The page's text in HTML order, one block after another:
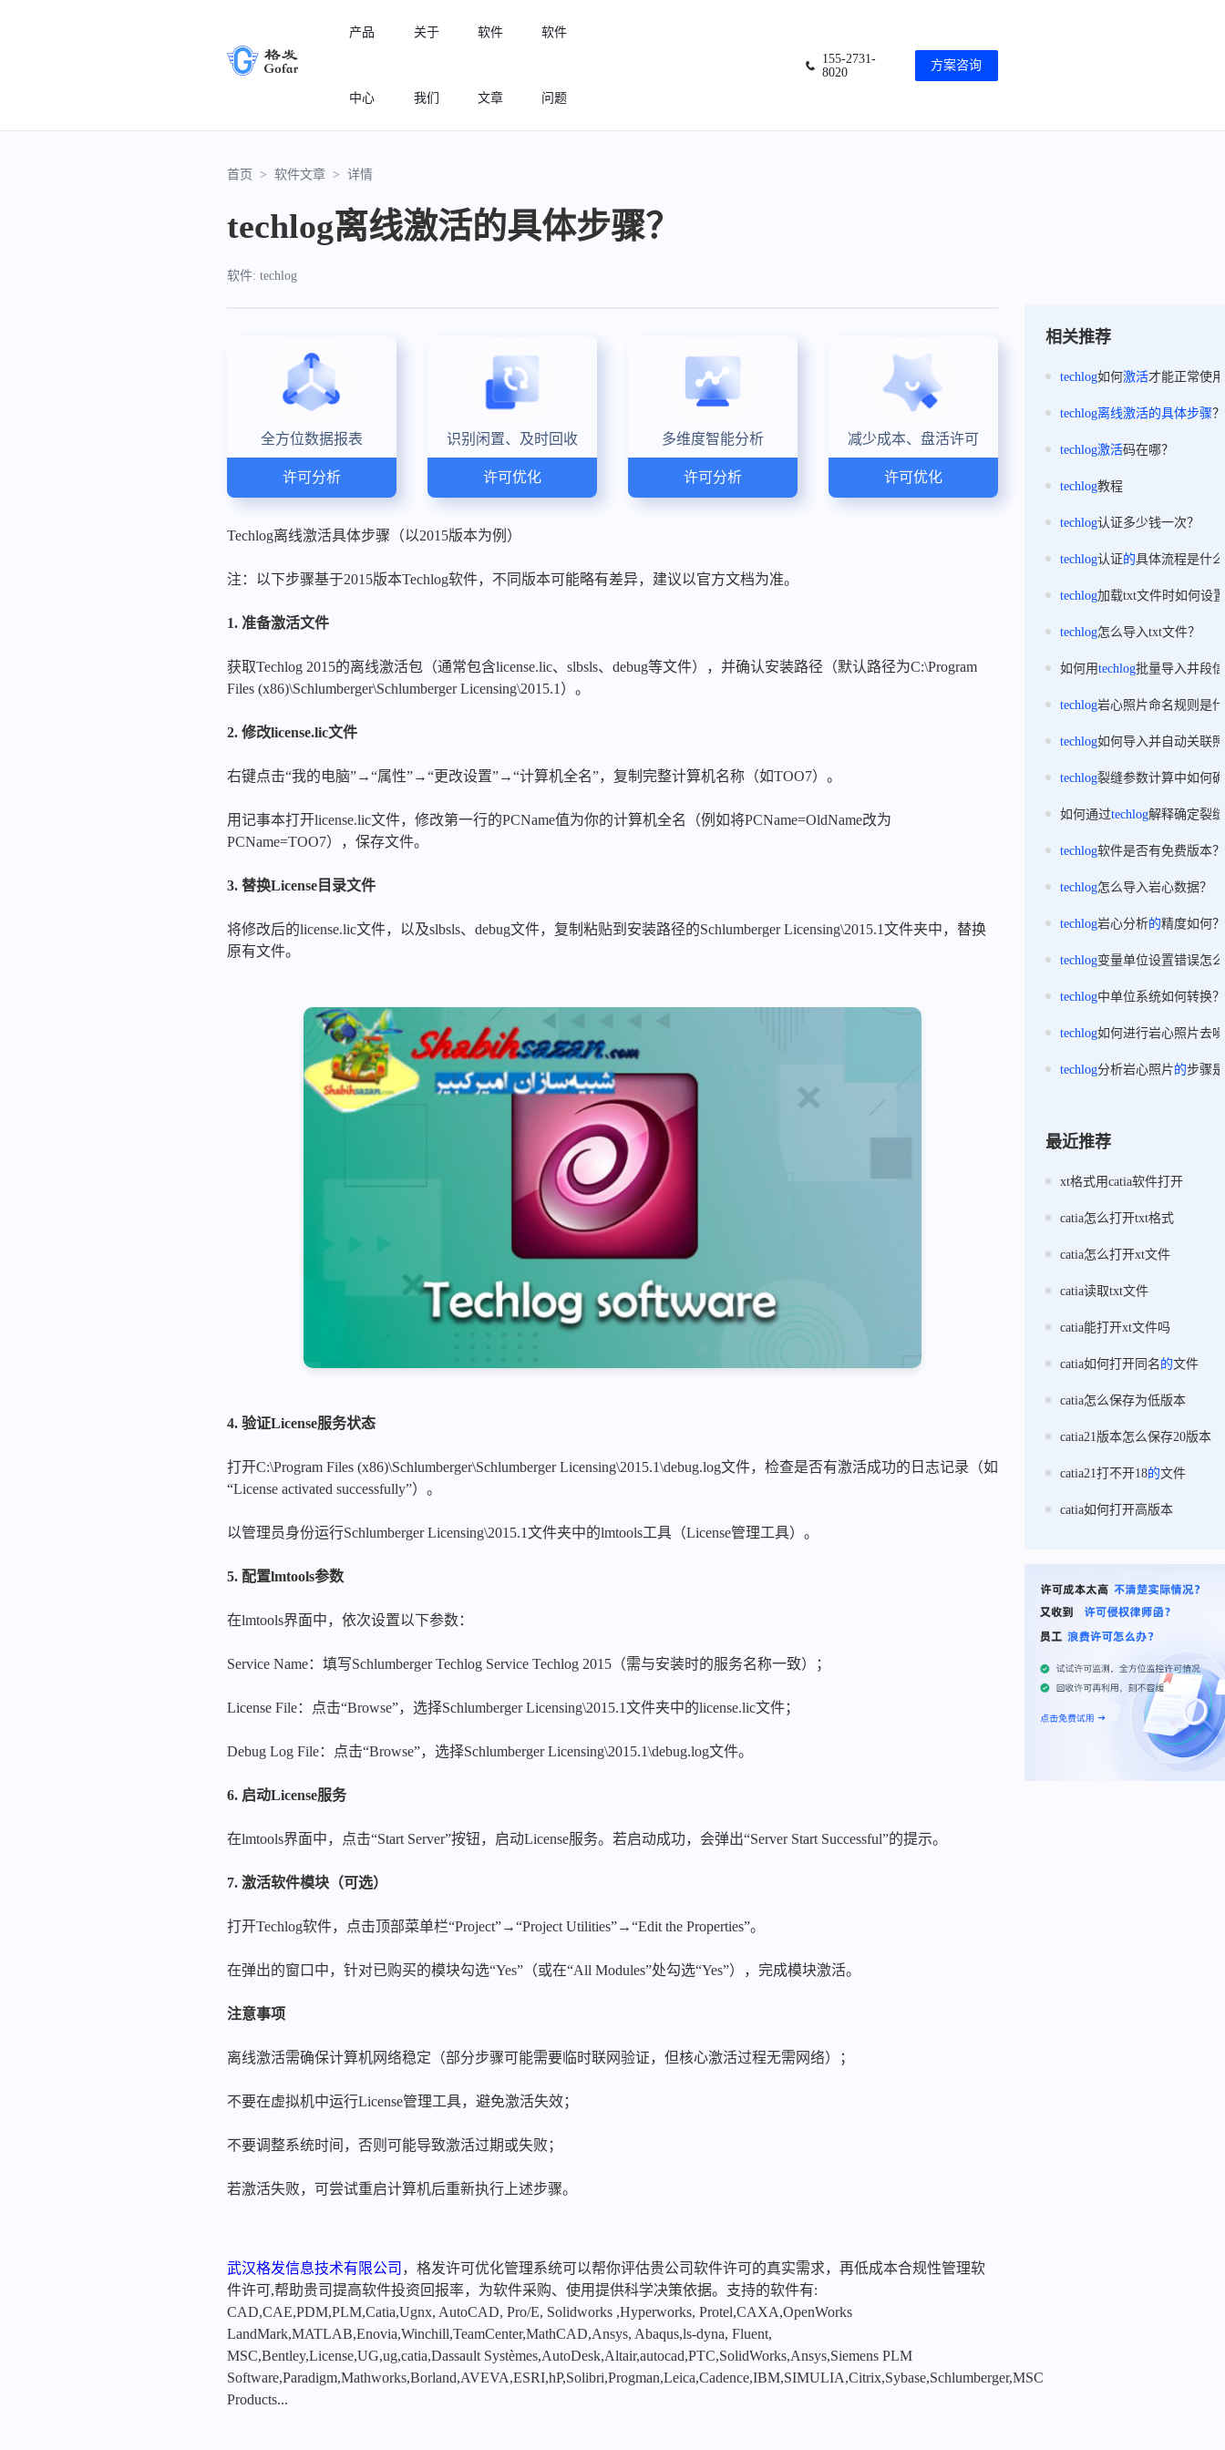
产品
中心
许可分析
实现专业软件许可精细化管理
关于
我们
软件
文章
软件
问题
155-2731-
8020
方案咨询
首页 > 软件文章 > 详情
techlog离线激活的具体步骤？
软件: techlog
全方位数据报表
许可分析
识别闲置、及时回收
许可优化
多维度智能分析
许可分析
减少成本、盘活许可
许可优化
Techlog离线激活具体步骤（以2015版本为例）
注：以下步骤基于2015版本Techlog软件，不同版本可能略有差异，建议以官方文档为准。
1. 准备激活文件
获取Techlog 2015的离线激活包（通常包含license.lic、slbsls、debug等文件），并确认安装路径（默认路径为C:\Program
Files (x86)\Schlumberger\Schlumberger Licensing\2015.1）。
2. 修改license.lic文件
右键点击“我的电脑”→“属性”→“更改设置”→“计算机全名”，复制完整计算机名称（如TOO7）。
用记事本打开license.lic文件，修改第一行的PCName值为你的计算机全名（例如将PCName=OldName改为
PCName=TOO7），保存文件。
3. 替换License目录文件
将修改后的license.lic文件，以及slbsls、debug文件，复制粘贴到安装路径的Schlumberger Licensing\2015.1文件夹中，替换
原有文件。
4. 验证License服务状态
打开C:\Program Files (x86)\Schlumberger\Schlumberger Licensing\2015.1\debug.log文件，检查是否有激活成功的日志记录（如
“License activated successfully”）。
以管理员身份运行Schlumberger Licensing\2015.1文件夹中的lmtools工具（License管理工具）。
5. 配置lmtools参数
在lmtools界面中，依次设置以下参数：
Service Name：填写Schlumberger Techlog Service Techlog 2015（需与安装时的服务名称一致）；
License File：点击“Browse”，选择Schlumberger Licensing\2015.1文件夹中的license.lic文件；
Debug Log File：点击“Browse”，选择Schlumberger Licensing\2015.1\debug.log文件。
6. 启动License服务
在lmtools界面中，点击“Start Server”按钮，启动License服务。若启动成功，会弹出“Server Start Successful”的提示。
7. 激活软件模块（可选）
打开Techlog软件，点击顶部菜单栏“Project”→“Project Utilities”→“Edit the Properties”。
在弹出的窗口中，针对已购买的模块勾选“Yes”（或在“All Modules”处勾选“Yes”），完成模块激活。
注意事项
离线激活需确保计算机网络稳定（部分步骤可能需要临时联网验证，但核心激活过程无需网络）；
不要在虚拟机中运行License管理工具，避免激活失效；
不要调整系统时间，否则可能导致激活过期或失败；
若激活失败，可尝试重启计算机后重新执行上述步骤。
武汉格发信息技术有限公司 ，格发许可优化管理系统可以帮你评估贵公司软件许可的真实需求，再低成本合规性管理软
件许可,帮助贵司提高软件投资回报率，为软件采购、使用提供科学决策依据。支持的软件有:
CAD,CAE,PDM,PLM,Catia,Ugnx, AutoCAD, Pro/E, Solidworks ,Hyperworks, Protel,CAXA,OpenWorks
LandMark,MATLAB,Enovia,Winchill,TeamCenter,MathCAD,Ansys, Abaqus,ls-dyna, Fluent,
MSC,Bentley,License,UG,ug,catia,Dassault Systèmes,AutoDesk,Altair,autocad,PTC,SolidWorks,Ansys,Siemens PLM
Software,Paradigm,Mathworks,Borland,AVEVA,ESRI,hP,Solibri,Progman,Leica,Cadence,IBM,SIMULIA,Citrix,Sybase,Schlumberger,MSC
Products...
相关推荐
techlog如何激活才能正常使
techlog离线激活的具体步骤？
techlog激活码在哪？
techlog教程
techlog认证多少钱一次？
techlog认证的具体流程是什
techlog加载txt文件时如何设
techlog怎么导入txt文件？
如何用techlog批量导入井段
techlog岩心照片命名规则是
techlog如何导入并自动关联
techlog裂缝参数计算中如何
如何通过techlog解释确定裂
techlog软件是否有免费版本？
techlog怎么导入岩心数据？
techlog岩心分析的精度如何？
techlog变量单位设置错误怎
techlog中单位系统如何转换？
techlog如何进行岩心照片去
techlog分析岩心照片的步骤
最近推荐
xt格式用catia软件打开
catia怎么打开txt格式
catia怎么打开xt文件
catia读取txt文件
catia能打开xt文件吗
catia如何打开同名 的文件
catia怎么保存为低版本
catia21版本怎么保存20版本
catia21打不开18的文件
catia如何打开高版本